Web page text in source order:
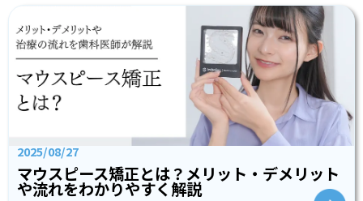
2025/08/27
マウスピース矯正とは？メリット・デメリット
や流れをわかりやすく解説